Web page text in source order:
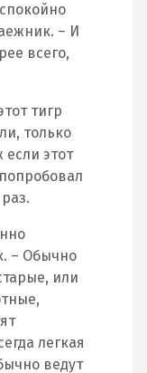
– И
всего,
тигр
только
если этот
– Обычно
или
легкая
ведут